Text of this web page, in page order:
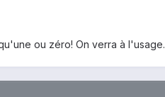
ou zéro! On verra à l'usage.